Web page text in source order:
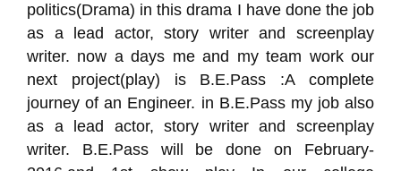
politics(Drama) in this drama I have done the job
as a lead actor, story writer and screenplay
writer. now a days me and my team work our
next project(play) is B.E.Pass :A complete
journey of an Engineer. in B.E.Pass my job also
as a lead actor, story writer and screenplay
writer. B.E.Pass will be done on February-